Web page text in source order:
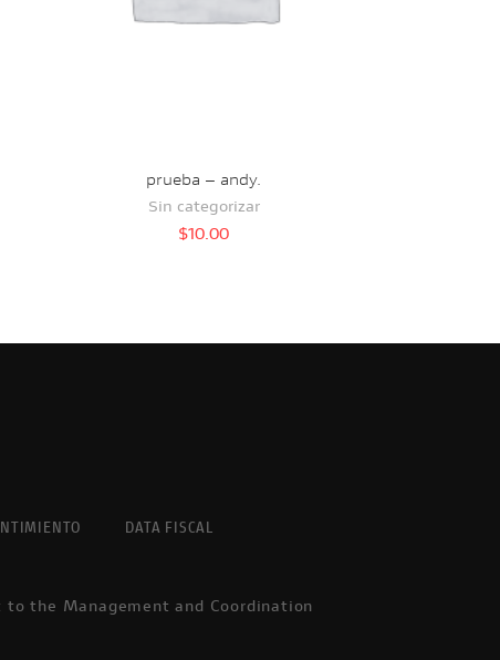
prueba – andy.
Sin categorizar
$10.00
DATA FISCAL
to the Management and Coordination